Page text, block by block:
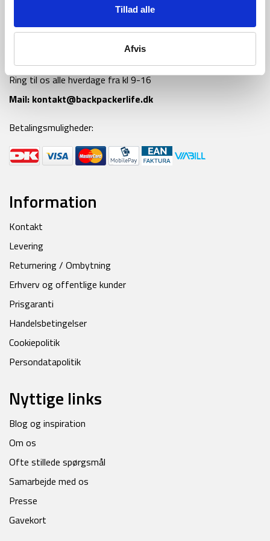
Tillad alle
Afvis
Ring til os alle hverdage fra kl 9-16
Mail: kontakt@backpackerlife.dk
Betalingsmuligheder:
Information
Kontakt
Levering
Returnering / Ombytning
Erhverv og offentlige kunder
Prisgaranti
Handelsbetingelser
Cookiepolitik
Persondatapolitik
Nyttige links
Blog og inspiration
Om os
Ofte stillede spørgsmål
Samarbejde med os
Presse
Gavekort